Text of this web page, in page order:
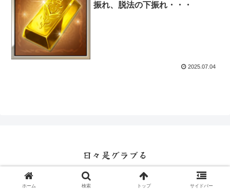
振れ、脱法の下振れ・・・
2025.07.04
日々是グラブる
© 2016 日々是グラブる.
ホーム 検索 トップ サイドバー